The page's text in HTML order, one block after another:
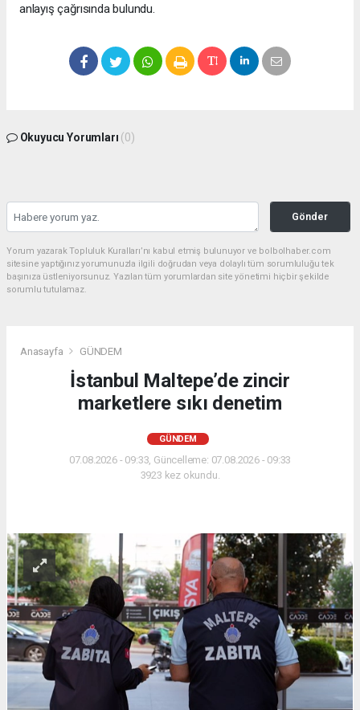
anlayış çağrısında bulundu.
Okuyucu Yorumları (0)
Gönder
Yorum yazarak Topluluk Kuralları’nı kabul etmiş bulunuyor ve bolbolhaber.com
sitesine yaptığınız yorumunuzla ilgili doğrudan veya dolaylı tüm sorumluluğu tek
başınıza üstleniyorsunuz. Yazılan tüm yorumlardan site yönetimi hiçbir şekilde
sorumlu tutulamaz.
Anasayfa GÜNDEM
İstanbul Maltepe’de zincir
marketlere sıkı denetim
GÜNDEM
07.08.2026 - 09:33, Güncelleme: 07.08.2026 - 09:33
3923 kez okundu.